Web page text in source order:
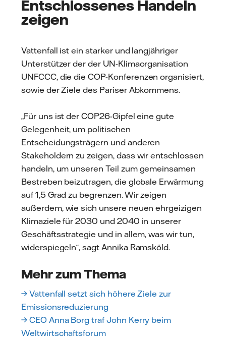
Entschlossenes Handeln
zeigen
Vattenfall ist ein starker und langjähriger
Unterstützer der der UN-Klimaorganisation
UNFCCC, die die COP-Konferenzen organisiert,
sowie der Ziele des Pariser Abkommens.
„Für uns ist der COP26-Gipfel eine gute
Gelegenheit, um politischen
Entscheidungsträgern und anderen
Stakeholdern zu zeigen, dass wir entschlossen
handeln, um unseren Teil zum gemeinsamen
Bestreben beizutragen, die globale Erwärmung
auf 1,5 Grad zu begrenzen. Wir zeigen
außerdem, wie sich unsere neuen ehrgeizigen
Klimaziele für 2030 und 2040 in unserer
Geschäftsstrategie und in allem, was wir tun,
widerspiegeln“, sagt Annika Ramsköld.
Mehr zum Thema
→ Vattenfall setzt sich höhere Ziele zur
Emissionsreduzierung
→ CEO Anna Borg traf John Kerry beim
Weltwirtschaftsforum